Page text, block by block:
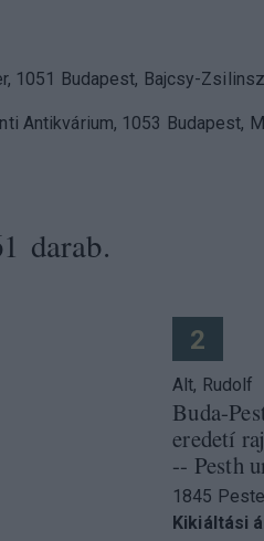
1051 Budapest, Bajcsy-
Antikvárium, 1053 Budapest,
darab.
2
Alt, Rudolf
Buda-
eredetí
-- Pesth
1845
Kikiáltási